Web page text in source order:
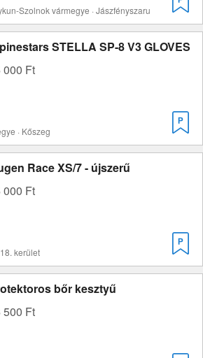
Szolnok vármegye · Jászfényszaru
STELLA SP-8 V3 GLOVES
000 Ft
· Kőszeg
Race XS/7 - újszerű
000 Ft
kerület
bőr kesztyű
500 Ft